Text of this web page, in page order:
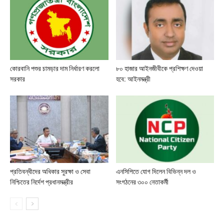
কোরবানি পশুর চামড়ার দাম নির্ধারণ করলো
সরকার
৮০ হাজার আইনজীবীকে প্রশিক্ষণ দেওয়া
হবে: আইনমন্ত্রী
প্রতিবন্ধীদের অধিকার সুরক্ষা ও সেবা
নিশ্চিতের নির্দেশ প্রধানমন্ত্রীর
এনসিপিতে যোগ দিলেন বিভিন্ন দল ও
সংগঠনের ৩০০ নেতাকর্মী